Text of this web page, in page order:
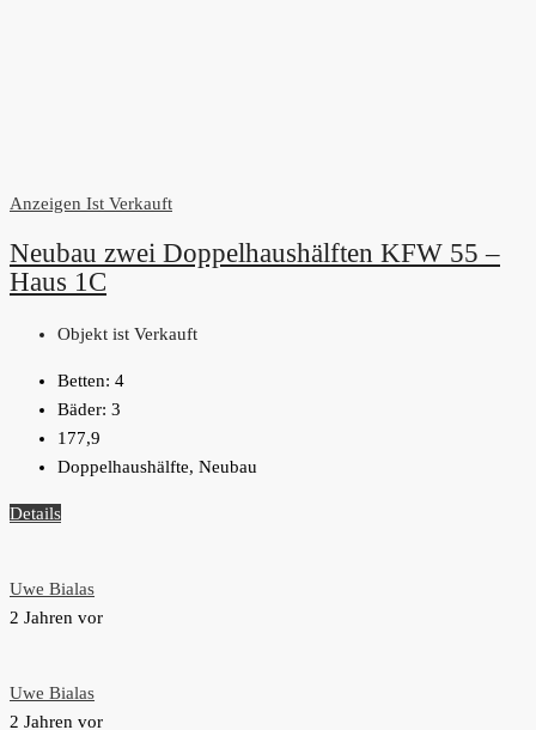
Anzeigen Ist Verkauft
Neubau zwei Doppelhaushälften KFW 55 –
Haus 1C
Objekt ist Verkauft
Betten: 4
Bäder: 3
177,9
Doppelhaushälfte, Neubau
Details
Uwe Bialas
2 Jahren vor
Uwe Bialas
2 Jahren vor